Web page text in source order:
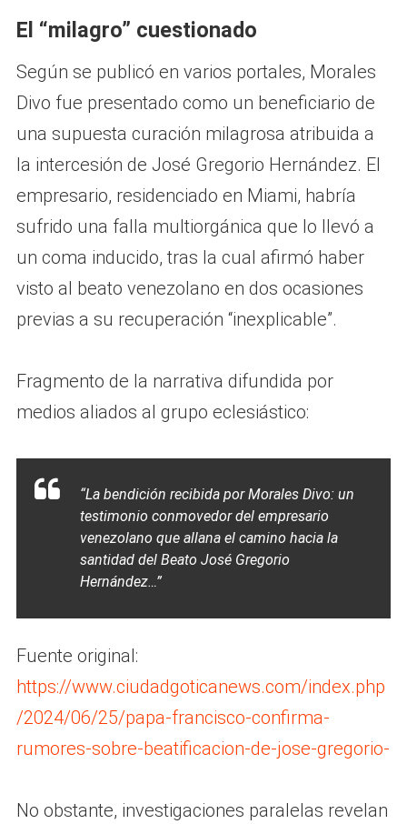
El “milagro” cuestionado
Según se publicó en varios portales, Morales
Divo fue presentado como un beneficiario de
una supuesta curación milagrosa atribuida a
la intercesión de José Gregorio Hernández. El
empresario, residenciado en Miami, habría
sufrido una falla multiorgánica que lo llevó a
un coma inducido, tras la cual afirmó haber
visto al beato venezolano en dos ocasiones
previas a su recuperación “inexplicable”.
Fragmento de la narrativa difundida por
medios aliados al grupo eclesiástico:
“La bendición recibida por Morales Divo: un
testimonio conmovedor del empresario
venezolano que allana el camino hacia la
santidad del Beato José Gregorio
Hernández…”
Fuente original:
https://www.ciudadgoticanews.com/index.php
/2024/06/25/papa-francisco-confirma-
rumores-sobre-beatificacion-de-jose-gregorio-
No obstante, investigaciones paralelas revelan